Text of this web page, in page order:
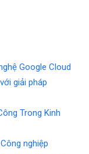
Google Cloud
giải pháp
Trong Kinh
nghiệp